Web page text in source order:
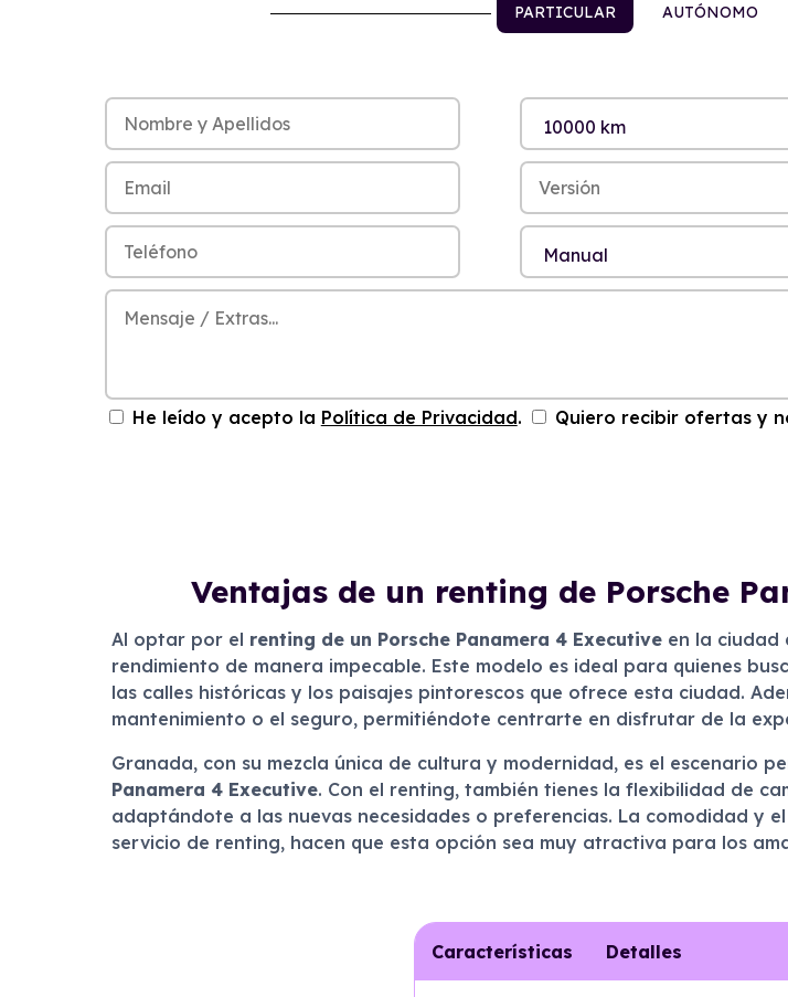
PARTICULAR AUTÓNOMO
He leído y acepto la Política de Privacidad. Quiero recibir ofertas y
Ventajas de un renting de Porsche
Al optar por el renting de un Porsche Panamera 4 Executiveen la ciudad
rendimiento de manera impecable. Este modelo es ideal para quienes
las calles históricas y los paisajes pintorescos que ofrece esta ciudad.
mantenimiento o el seguro, permitiéndote centrarte en disfrutar de la
Granada, con su mezcla única de cultura y modernidad, es el escenario
Panamera 4 Executive. Con el renting, también tienes la flexibilidad de
adaptándote a las nuevas necesidades o preferencias. La comodidad y
servicio de renting, hacen que esta opción sea muy atractiva para los
Características Detalles